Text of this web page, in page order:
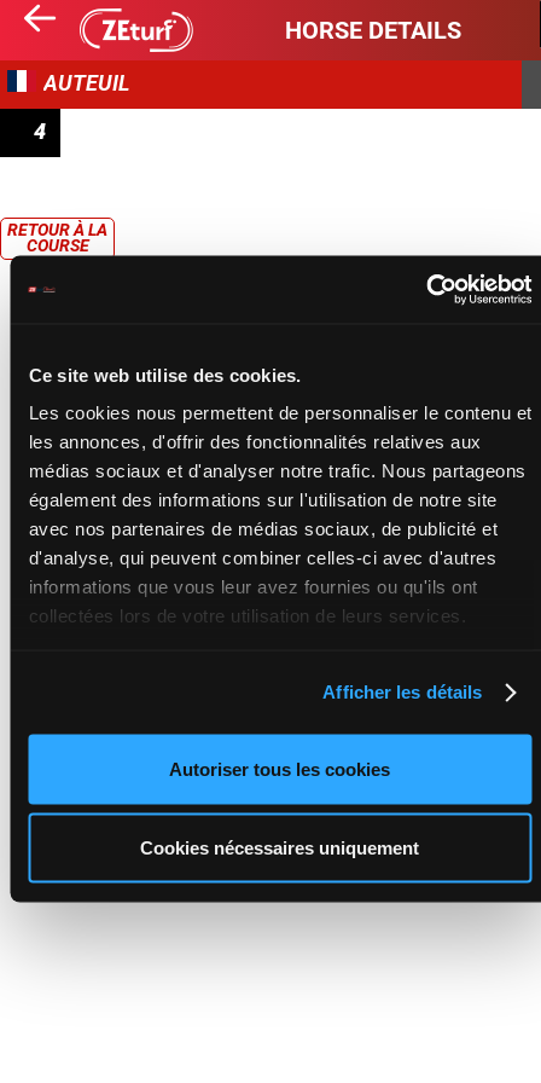
Ce site web utilise des cookies.
Les cookies nous permettent de personnaliser le contenu et
les annonces, d'offrir des fonctionnalités relatives aux
médias sociaux et d'analyser notre trafic. Nous partageons
également des informations sur l'utilisation de notre site
avec nos partenaires de médias sociaux, de publicité et
d'analyse, qui peuvent combiner celles-ci avec d'autres
informations que vous leur avez fournies ou qu'ils ont
collectées lors de votre utilisation de leurs services.
Afficher les détails
Autoriser tous les cookies
Cookies nécessaires uniquement
HORSE DETAILS
AUTEUIL
4
RETOUR À LA
COURSE